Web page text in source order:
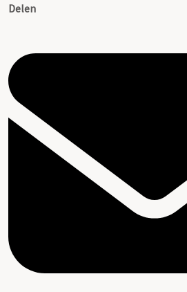
Delen